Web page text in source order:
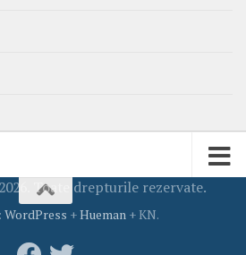
Toate drepturile rezervate.
WordPress +Hueman+ KN.